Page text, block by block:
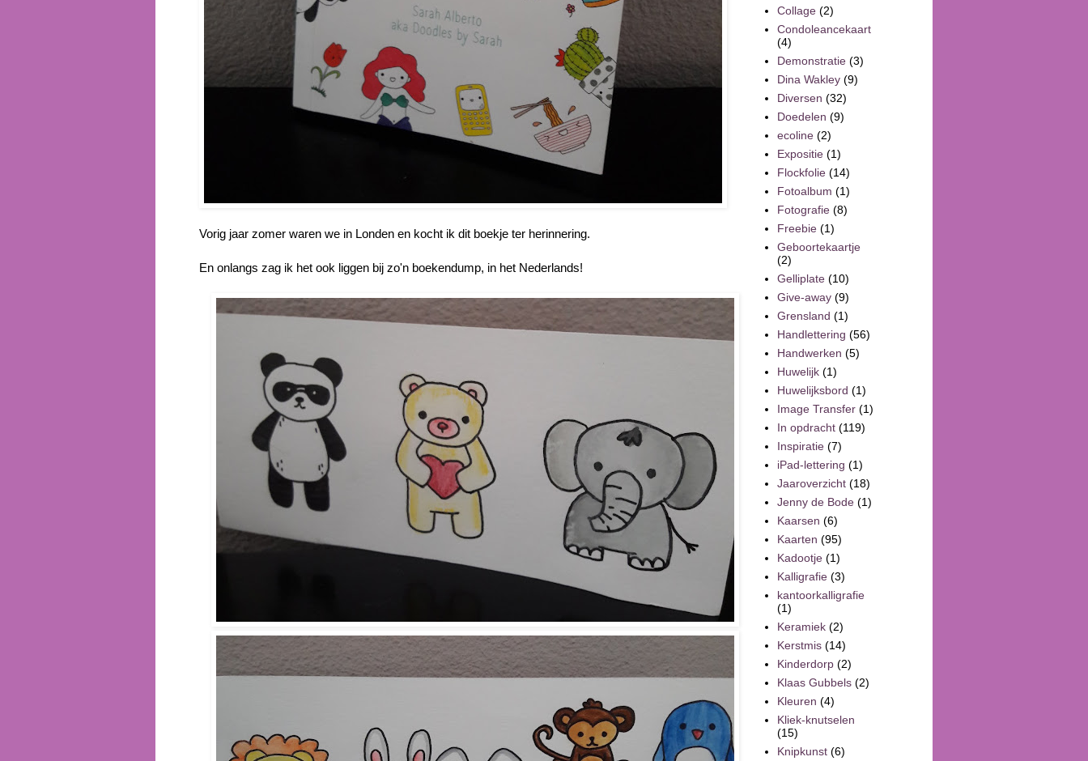
Vorig jaar zomer waren we in Londen en kocht ik dit boekje ter herinnering.
En onlangs zag ik het ook liggen bij zo'n boekendump, in het Nederlands!
Collage (2)
Condoleancekaart
(4)
Demonstratie (3)
Dina Wakley (9)
Diversen (32)
Doedelen (9)
ecoline (2)
Expositie (1)
Flockfolie (14)
Fotoalbum (1)
Fotografie (8)
Freebie (1)
Geboortekaartje
(2)
Gelliplate (10)
Give-away (9)
Grensland (1)
Handlettering (56)
Handwerken (5)
Huwelijk (1)
Huwelijksbord (1)
Image Transfer (1)
In opdracht (119)
Inspiratie (7)
iPad-lettering (1)
Jaaroverzicht (18)
Jenny de Bode (1)
Kaarsen (6)
Kaarten (95)
Kadootje (1)
Kalligrafie (3)
kantoorkalligrafie
(1)
Keramiek (2)
Kerstmis (14)
Kinderdorp (2)
Klaas Gubbels (2)
Kleuren (4)
Kliek-knutselen
(15)
Knipkunst (6)